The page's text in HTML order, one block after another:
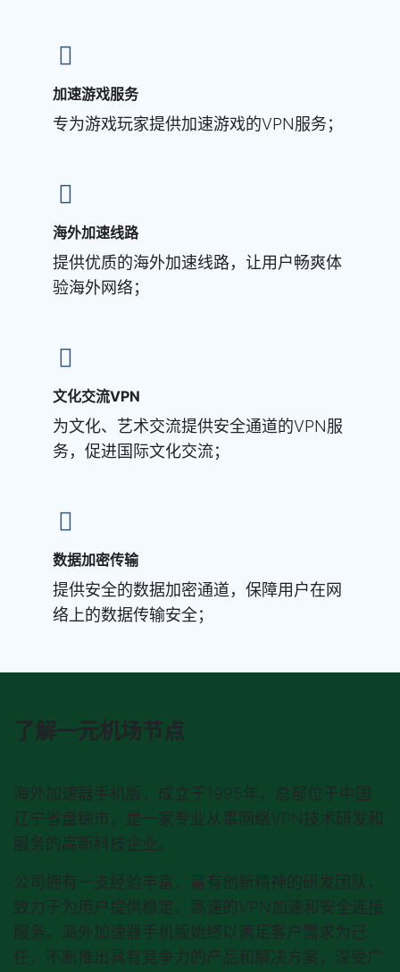
加速游戏服务
专为游戏玩家提供加速游戏的VPN服务；
海外加速线路
提供优质的海外加速线路，让用户畅爽体
验海外网络；
文化交流VPN
为文化、艺术交流提供安全通道的VPN服
务，促进国际文化交流；
数据加密传输
提供安全的数据加密通道，保障用户在网
络上的数据传输安全；
了解一元机场节点
海外加速器手机版 ，成立于1995年，总部位于中国
辽宁省盘锦市，是一家专业从事网络VPN技术研发和
服务的高新科技企业。
公司拥有一支经验丰富、富有创新精神的研发团队，
致力于为用户提供稳定、高速的VPN加速和安全连接
服务。 海外加速器手机版始终以满足客户需求为己
任，不断推出具有竞争力的产品和解决方案，深受广